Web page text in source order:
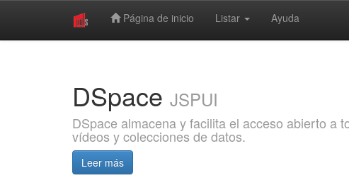
Página de inicio Listar Ayuda
DSpace JSPUI
DSpace almacena y facilita el acceso abierto a
vídeos y colecciones de datos.
Leer más